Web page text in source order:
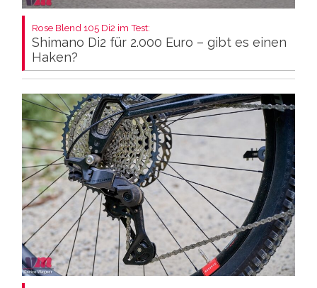
Rose Blend 105 Di2 im Test:
Shimano Di2 für 2.000 Euro – gibt es einen
Haken?